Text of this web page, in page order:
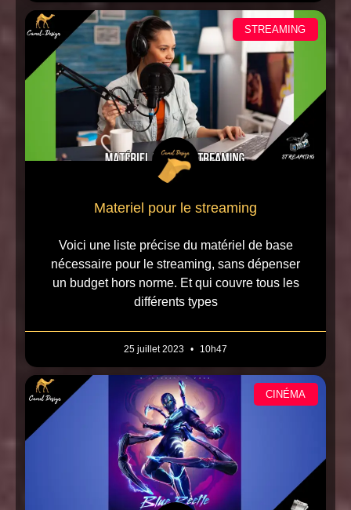
STREAMING
Materiel pour le streaming
Voici une liste précise du matériel de base
nécessaire pour le streaming, sans dépenser
un budget hors norme. Et qui couvre tous les
différents types
25 juillet 2023 10h47
CINÉMA